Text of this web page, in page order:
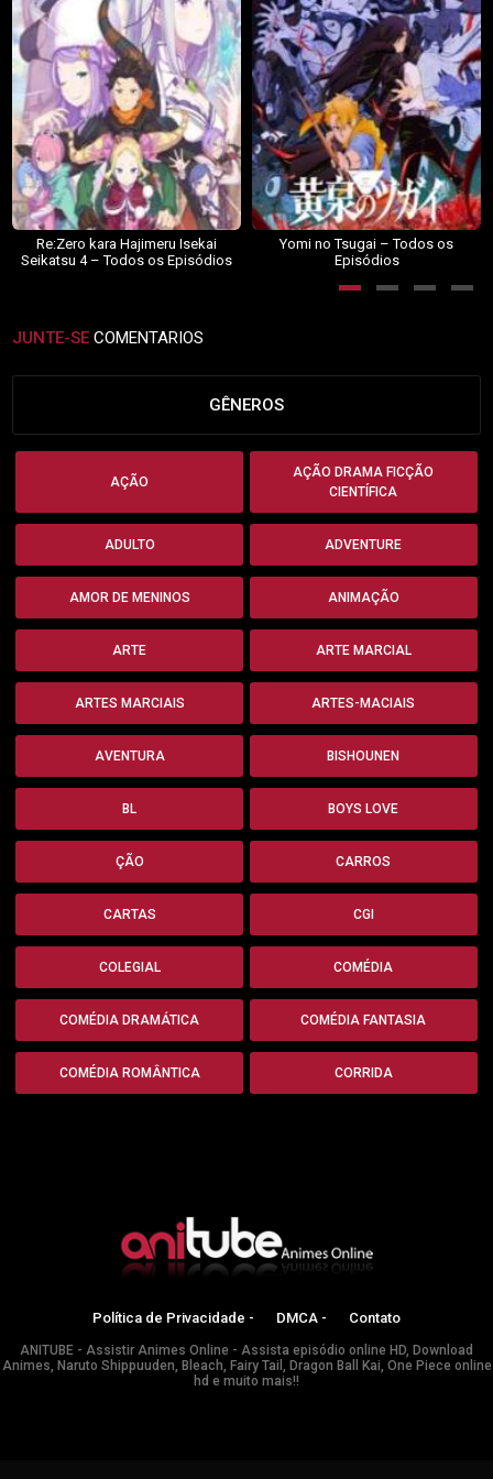
Re:Zero kara Hajimeru Isekai
Seikatsu 4 – Todos os Episódios
Yomi no Tsugai – Todos os
Episódios
JUNTE-SE COMENTARIOS
GÊNEROS
AÇÃO
AÇÃO DRAMA FICÇÃO
CIENTÍFICA
ADULTO ADVENTURE
AMOR DE MENINOS ANIMAÇÃO
ARTE ARTE MARCIAL
ARTES MARCIAIS ARTES-MACIAIS
AVENTURA BISHOUNEN
BL BOYS LOVE
ÇÃO CARROS
CARTAS CGI
COLEGIAL COMÉDIA
COMÉDIA DRAMÁTICA COMÉDIA FANTASIA
COMÉDIA ROMÂNTICA CORRIDA
Política de Privacidade - DMCA - Contato
ANITUBE - Assistir Animes Online - Assista episódio online HD, Download
Animes, Naruto Shippuuden, Bleach, Fairy Tail, Dragon Ball Kai, One Piece online
hd e muito mais!!